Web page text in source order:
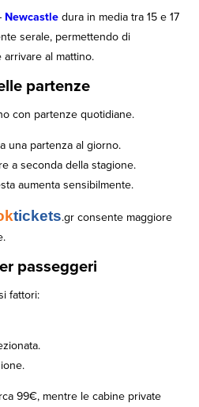
Newcastle dura in media tra 15 e 17
serale, permettendo di
al mattino.
partenze
con partenze quotidiane.
una partenza al giorno.
a seconda della stagione.
aumenta sensibilmente.
tickets.gr consente maggiore
passeggeri
fattori:
99€, mentre le cabine private